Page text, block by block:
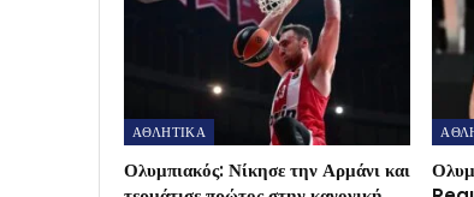
ΑΘΛΗΤΙΚΑ
Ολυμπιακός: Νίκησε την Αρμάνι και